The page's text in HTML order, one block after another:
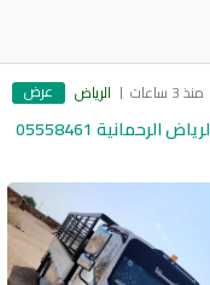
منذ 3 ساعات الرياض عرض
دينا توصيل اثاث الى جمعية خيرية بالرياض الرحمانية 05558461